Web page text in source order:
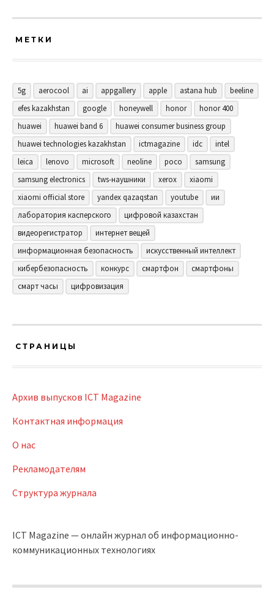
МЕТКИ
5g aerocool ai appgallery apple astana hub
beeline
efes kazakhstan
google honeywell honor
honor 400
huawei
huawei band 6
huawei consumer business group
huawei technologies kazakhstan
ictmagazine idc
intel
leica
lenovo microsoft neoline poco
samsung
samsung electronics
tws-наушники xerox
xiaomi
xiaomi official store
yandex qazaqstan youtube
ии
лаборатория касперского
цифровой казахстан
видеорегистратор
интернет вещей
информационная безопасность
искусственный интеллект
кибербезопасность
конкурс смартфон
смартфоны
смарт часы
цифровизация
СТРАНИЦЫ
Архив выпусков ICT Magazine
Контактная информация
О нас
Рекламодателям
Структура журнала
ICT Magazine — онлайн журнал об информационно-
коммуникационных технологиях